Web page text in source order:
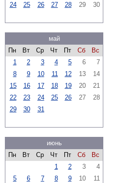
24
25 26 27 28 29 30
май
Пн
Вт Ср Чт Пт Сб
Вс
1
2 3 4 5 6
7
8
9 10 11 12 13
14
15
16 17 18 19 20
21
22
23 24 25 26 27
28
29
30 31
июнь
Пн
Вт Ср Чт Пт Сб
Вс
1
2 3
4
5
6 7 8 9 10
11